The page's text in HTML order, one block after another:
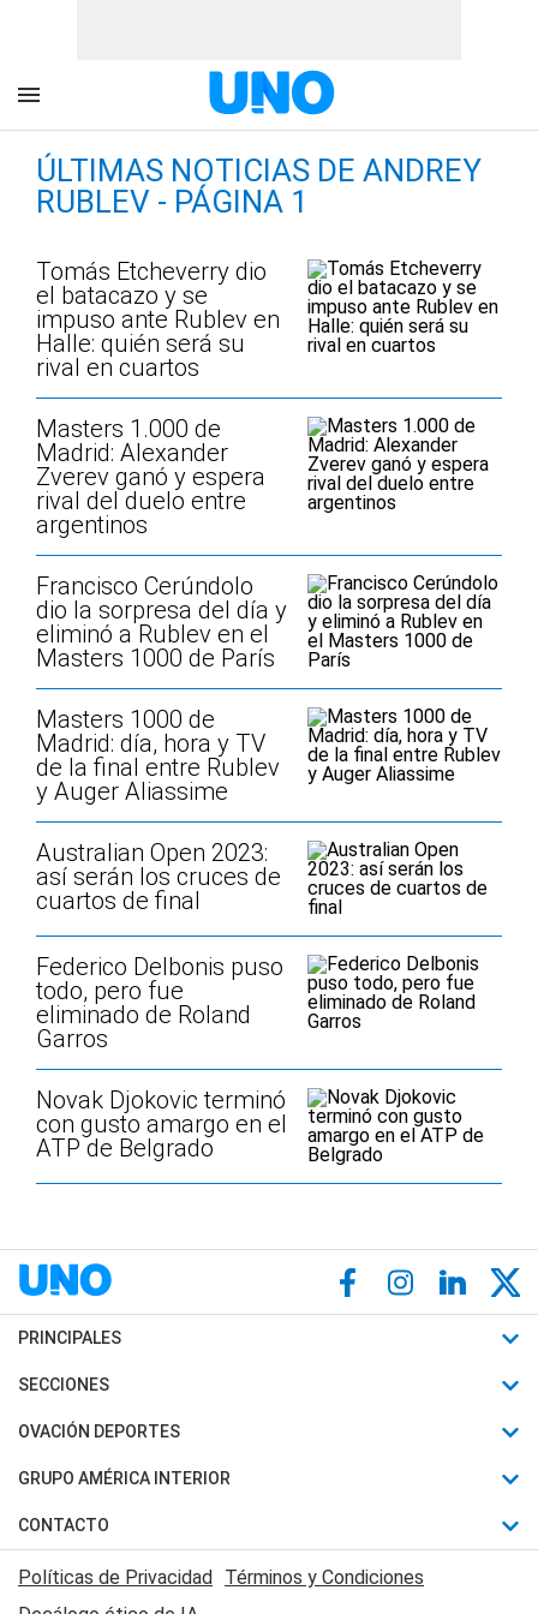
ÚLTIMAS NOTICIAS DE ANDREY
RUBLEV - PÁGINA 1
Tomás Etcheverry dio
el batacazo y se
impuso ante Rublev en
Halle: quién será su
rival en cuartos
Masters 1.000 de
Madrid: Alexander
Zverev ganó y espera
rival del duelo entre
argentinos
Francisco Cerúndolo
dio la sorpresa del día y
eliminó a Rublev en el
Masters 1000 de París
Masters 1000 de
Madrid: día, hora y TV
de la final entre Rublev
y Auger Aliassime
Australian Open 2023:
así serán los cruces de
cuartos de final
Federico Delbonis puso
todo, pero fue
eliminado de Roland
Garros
Novak Djokovic terminó
con gusto amargo en el
ATP de Belgrado
PRINCIPALES
Últimas Noticias
Política
Judiciales
Economia
SECCIONES
Horóscopo
Motores
Trucos caseros
Series y Películas
OVACIÓN DEPORTES
Fútbol
Mundial
Automovilismo
Rugby
GRUPO AMÉRICA INTERIOR
Canal 7 en Vivo
CONTACTO
Acerca de Nosotros
Contactanos
Políticas de Privacidad Términos y Condiciones